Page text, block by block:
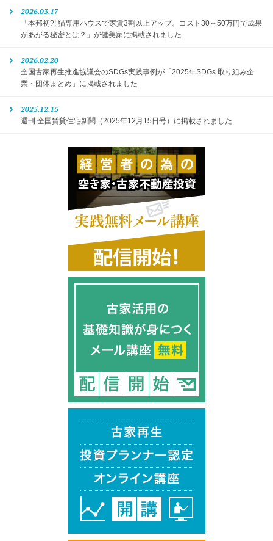
2026.03.17
「本邦初?! 猫専用ハウスで家賃3割以上アップ。コスト30～50万円で成果
があがる秘密とは？」が健美家に掲載されました
2026.02.20
全国古家再生推進協議会のSDGs実践事例が「2025年SDGs 取り組み企
業・団体まとめ」に掲載されました
2025.12.15
週刊 全国賃貸住宅新聞（2025年12月15日号）に掲載されました